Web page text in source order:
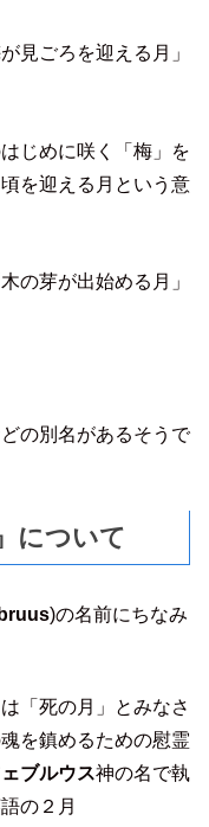
見ごろを迎える月」
じめに咲く「梅」を
を迎える月という意
の芽が出始める月」
の別名があるそうで
について
)の名前にちなみ
「死の月」とみなさ
を鎮めるための慰霊
ブルウス神の名で執
の２月